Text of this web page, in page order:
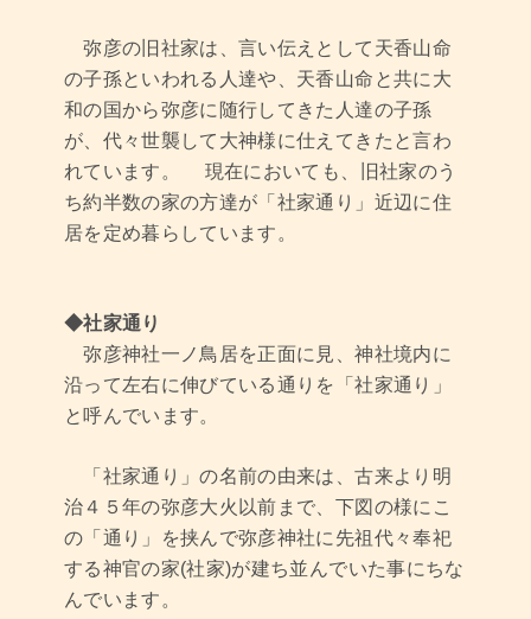
弥彦の旧社家は、言い伝えとして天香山命
の子孫といわれる人達や、天香山命と共に大
和の国から弥彦に随行してきた人達の子孫
が、代々世襲して大神様に仕えてきたと言わ
れています。 現在においても、旧社家のう
ち約半数の家の方達が「社家通り」近辺に住
居を定め暮らしています。
◆社家通り
弥彦神社一ノ鳥居を正面に見、神社境内に
沿って左右に伸びている通りを「社家通り」
と呼んでいます。
「社家通り」の名前の由来は、古来より明
治４５年の弥彦大火以前まで、下図の様にこ
の「通り」を挟んで弥彦神社に先祖代々奉祀
する神官の家(社家)が建ち並んでいた事にちな
んでいます。